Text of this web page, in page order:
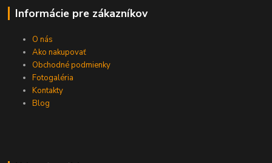
Informácie pre zákazníkov
O nás
Ako nakupovať
Obchodné podmienky
Fotogaléria
Kontakty
Blog